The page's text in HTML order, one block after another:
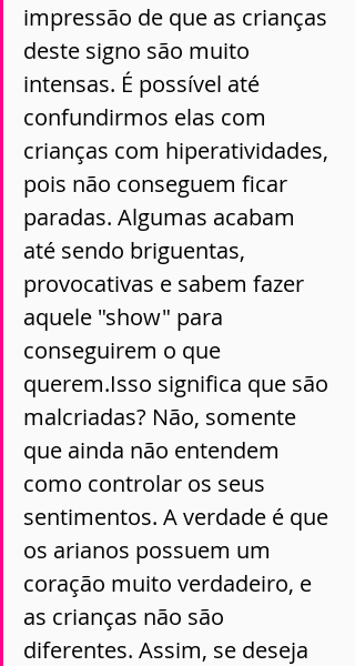
impressão de que as crianças
deste signo são muito
intensas. É possível até
confundirmos elas com
crianças com hiperatividades,
pois não conseguem ficar
paradas. Algumas acabam
até sendo briguentas,
provocativas e sabem fazer
aquele "show" para
conseguirem o que
querem.Isso significa que são
malcriadas? Não, somente
que ainda não entendem
como controlar os seus
sentimentos. A verdade é que
os arianos possuem um
coração muito verdadeiro, e
as crianças não são
diferentes. Assim, se deseja